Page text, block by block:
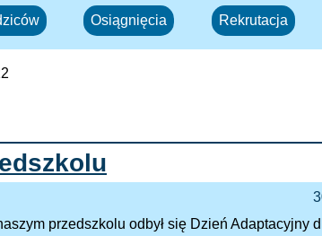
Osiągnięcia Rekrutacja
przedszkolu odbył się Dzień Adaptacyjny